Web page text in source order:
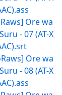
Ore wa
- 07 (AT-X
Ore wa
- 08 (AT-X